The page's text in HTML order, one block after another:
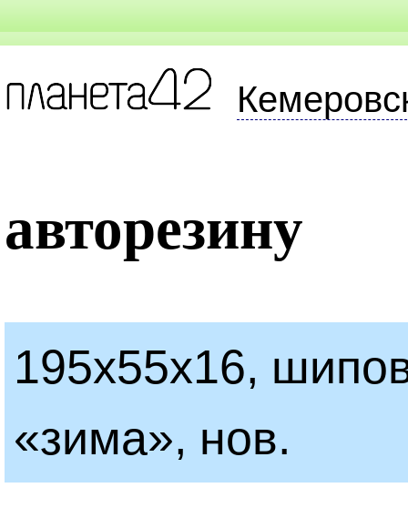
авторезину
195x55x16,
«зима», нов.